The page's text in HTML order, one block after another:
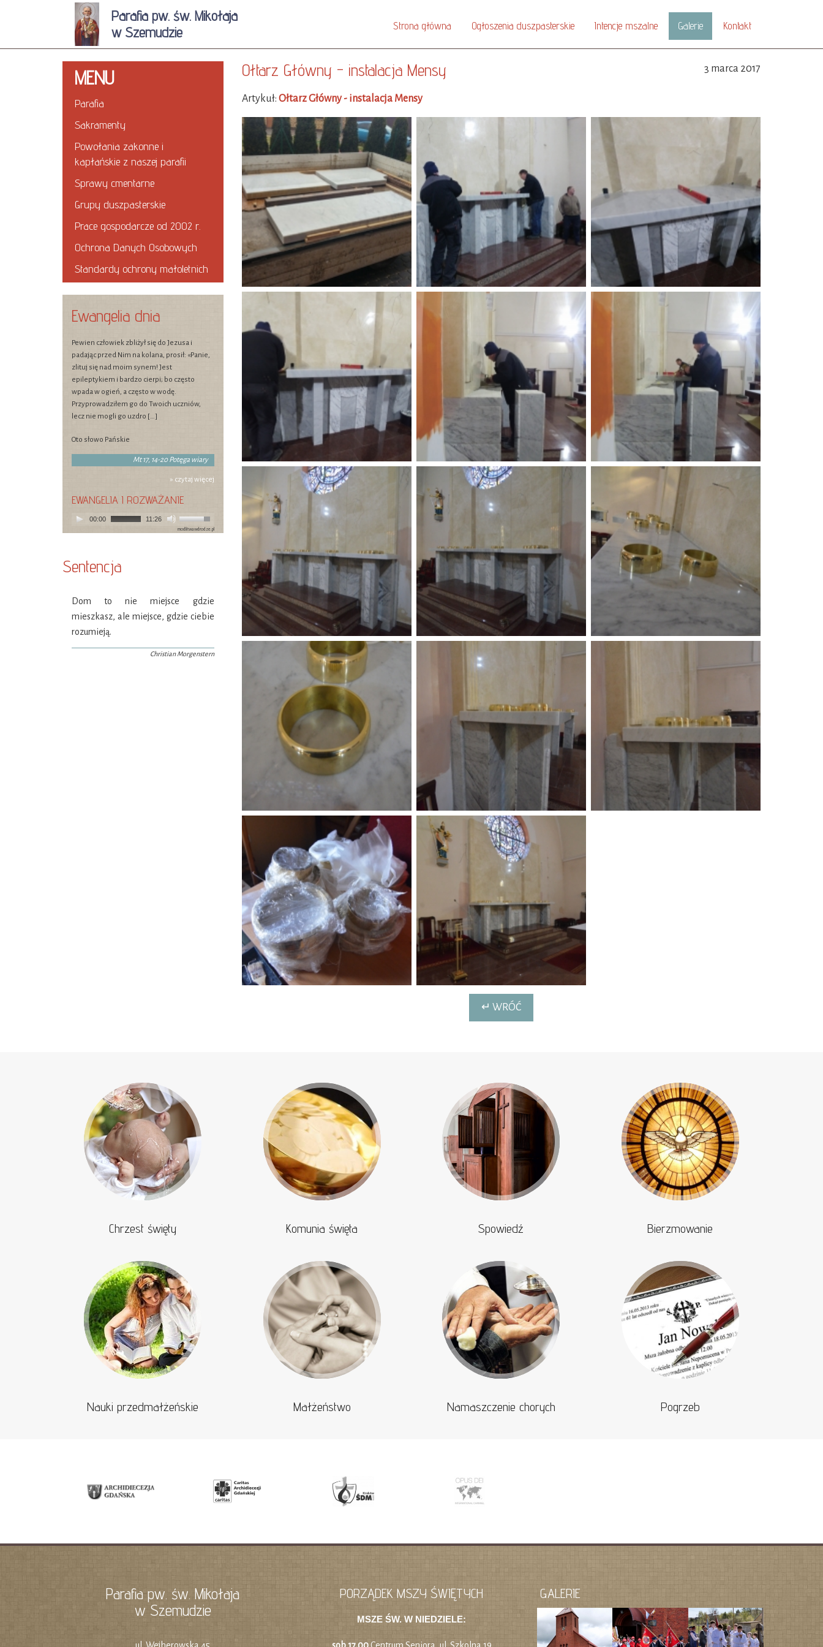
Parafia pw. św. Mikołaja
w Szemudzie
Strona główna Ogłoszenia duszpasterskie Intencje mszalne Galerie Kontakt
MENU
Parafia
Sakramenty
Powołania zakonne i
kapłańskie z naszej parafii
Sprawy cmentarne
Grupy duszpasterskie
Prace gospodarcze od 2002 r.
Ochrona Danych Osobowych
Standardy ochrony małoletnich
Ewangelia dnia
Pewien człowiek zbliżył się do Jezusa i
padając przed Nim na kolana, prosił: «Panie,
zlituj się nad moim synem! Jest
epileptykiem i bardzo cierpi; bo często
wpada w ogień, a często w wodę.
Przyprowadziłem go do Twoich uczniów,
lecz nie mogli go uzdro […]
Oto słowo Pańskie
Mt 17, 14-20 Potęga wiary
» czytaj więcej
EWANGELIA I ROZWAŻANIE
00:00 11:26
modlitwawdrodze.pl
Sentencja
Dom to nie miejsce gdzie
mieszkasz, ale miejsce, gdzie ciebie
rozumieją.
Christian Morgenstern
3 marca 2017
Ołtarz Główny - instalacja Mensy
Artykuł: Ołtarz Główny - instalacja Mensy
↵ WRÓĆ
Chrzest święty Komunia święta Spowiedź Bierzmowanie
Nauki przedmałżeńskie Małżeństwo Namaszczenie chorych Pogrzeb
Parafia pw. św. Mikołaja
w Szemudzie
PORZĄDEK MSZY ŚWIĘTYCH
MSZE ŚW. W NIEDZIELE:
sob 17.00Centrum Seniora, ul. Szkolna 19
GALERIE